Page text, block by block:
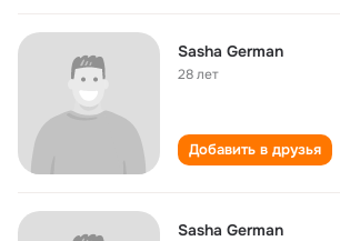
Sasha German
28 лет
Добавить в друзья
Sasha German